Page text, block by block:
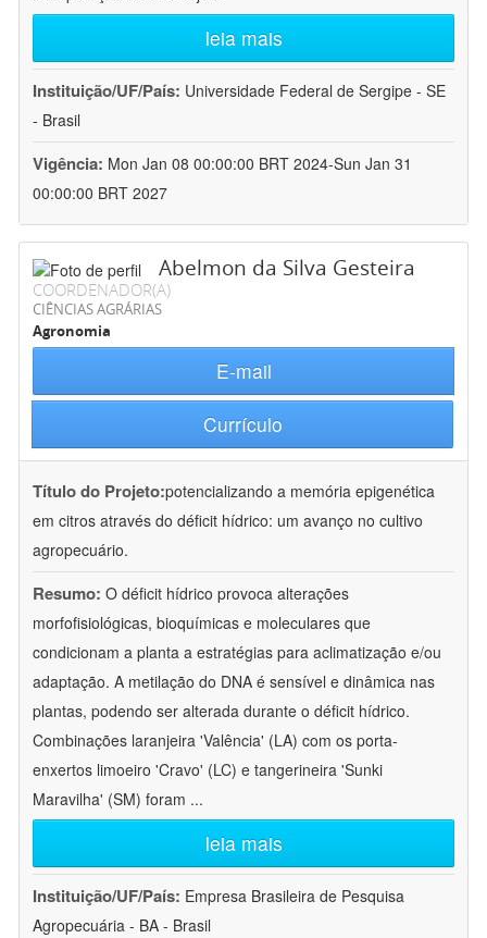
leia mais
Instituição/UF/País: Universidade Federal de Sergipe - SE
- Brasil
Vigência: Mon Jan 08 00:00:00 BRT 2024-Sun Jan 31
00:00:00 BRT 2027
Abelmon da Silva Gesteira
COORDENADOR(A)
CIÊNCIAS AGRÁRIAS
Agronomia
E-mail
Currículo
Título do Projeto:potencializando a memória epigenética
em citros através do déficit hídrico: um avanço no cultivo
agropecuário.
Resumo: O déficit hídrico provoca alterações
morfofisiológicas, bioquímicas e moleculares que
condicionam a planta a estratégias para aclimatização e/ou
adaptação. A metilação do DNA é sensível e dinâmica nas
plantas, podendo ser alterada durante o déficit hídrico.
Combinações laranjeira 'Valência' (LA) com os porta-
enxertos limoeiro 'Cravo' (LC) e tangerineira 'Sunki
Maravilha' (SM) foram ...
leia mais
Instituição/UF/País: Empresa Brasileira de Pesquisa
Agropecuária - BA - Brasil